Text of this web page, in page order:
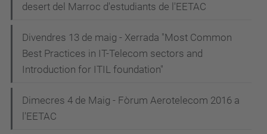
desert del Marroc d'estudiants de l'EETAC
Divendres 13 de maig - Xerrada "Most Common
Best Practices in IT-Telecom sectors and
Introduction for ITIL foundation"
Dimecres 4 de Maig - Fòrum Aerotelecom 2016 a
l'EETAC